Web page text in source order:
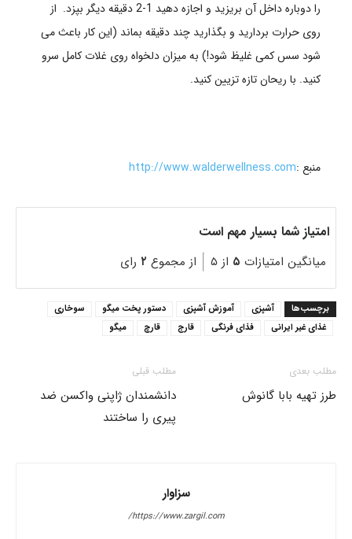
را دوباره داخل آن بریزید و اجازه دهید 1-2 دقیقه دیگر بپزد.
از
روی حرارت بردارید و بگذارید چند دقیقه بماند (این کار باعث می
شود سس کمی غلیظ شود!) به میزان دلخواه روی غلات کامل سرو
کنید. با ریحان تازه تزیین کنید.
منبع :http://www.walderwellness.com
امتیاز شما بسیار مهم است
میانگین امتیازات ۵ از ۵ از مجموع ۲ رای
برچسب‌ها آشپزی آموزش آشپزی دستور پخت میگو
سوخاری
غذای غیر ایرانی
فذای فرنگی قارج قارچ میگو
مطلب قبلی
دانشمندان ژاپنی واکسن ضد
پیری را ساختند
مطلب بعدی
طرز تهیه بابا گانوش
سزاوار
https://www.zargil.com/